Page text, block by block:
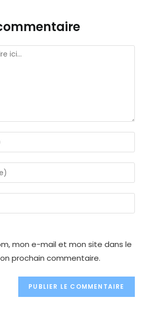
mon e-mail et mon site dans le
prochain commentaire.